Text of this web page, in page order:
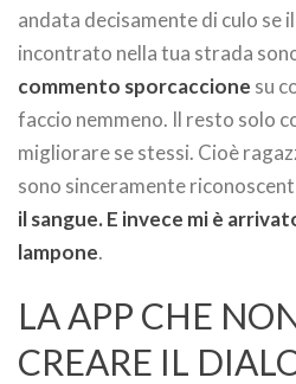
andata decisamente di culo se
incontrato nella tua strada
commento sporcaccione su
faccio nemmeno. Il resto solo
migliorare se stessi. Cioè
sono sinceramente
il sangue. E invece mi è
lampone.
LA APP CHE
CREARE IL